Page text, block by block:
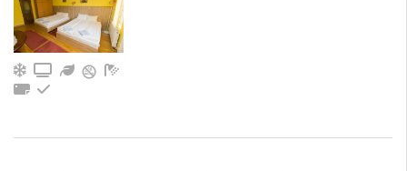
Aer condiționat
TV Grădină / Curte / Zonă verde
Prosoape